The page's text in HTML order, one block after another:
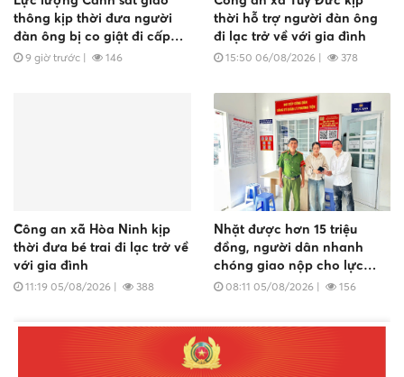
thông kịp thời đưa người
đàn ông bị co giật đi cấp
cứu kịp thời
9 giờ trước | 146
thời hỗ trợ người đàn ông
đi lạc trở về với gia đình
15:50 06/08/2026| 378
Công an xã Hòa Ninh kịp
thời đưa bé trai đi lạc trở về
với gia đình
11:19 05/08/2026 | 388
Nhặt được hơn 15 triệu
đồng, người dân nhanh
chóng giao nộp cho lực
lượng Công an để trả lại
08:11 05/08/2026| 156